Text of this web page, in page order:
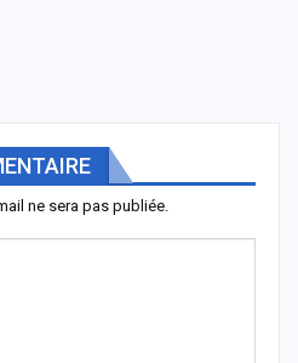
ne sera pas publiée.